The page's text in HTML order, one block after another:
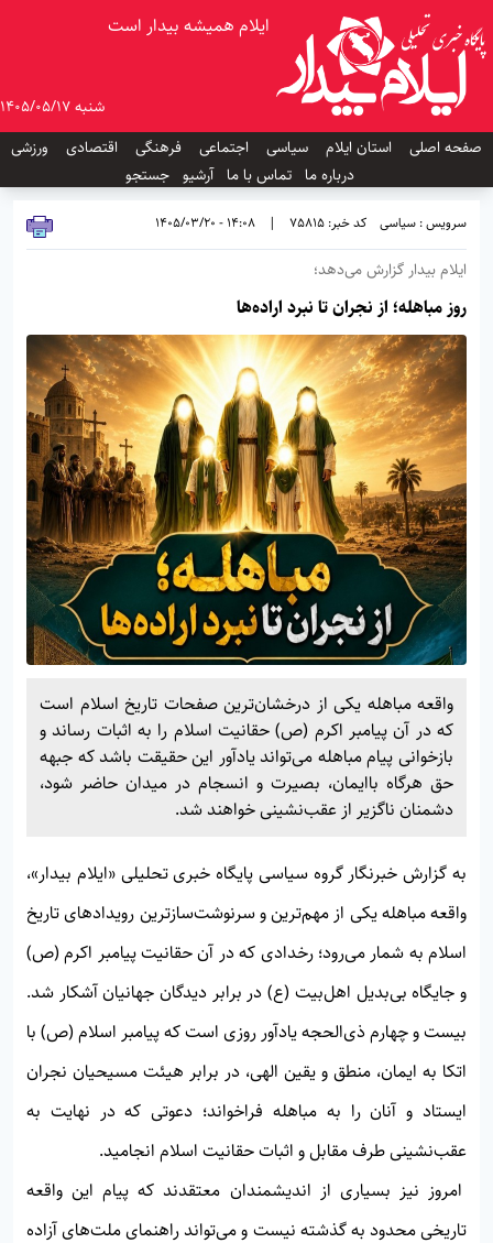
ایلام همیشه بیدار است
شنبه 1405/05/17
صفحه اصلی
استان ایلام سیاسی اجتماعی فرهنگی اقتصادی
ورزشی
درباره ما تماس با ما آرشیو جستجو
سرویس : سیاسی کد خبر: 75815 |
14:08 - 1405/03/20
ایلام بیدار گزارش می‌دهد؛
روز مباهله؛ از نجران تا نبرد اراده‌ها
واقعه مباهله یکی از درخشان‌ترین صفحات تاریخ اسلام است
که در آن پیامبر اکرم (ص) حقانیت اسلام را به اثبات رساند و
بازخوانی پیام مباهله می‌تواند یادآور این حقیقت باشد که جبهه
حق هرگاه باایمان، بصیرت و انسجام در میدان حاضر شود،
دشمنان ناگزیر از عقب‌نشینی خواهند شد.
به گزارش خبرنگار گروه سیاسی پایگاه خبری تحلیلی«ایلام بیدار»،
واقعه مباهله یکی از مهم‌ترین و سرنوشت‌سازترین رویدادهای تاریخ
اسلام به شمار می‌رود؛ رخدادی که در آن حقانیت پیامبر اکرم (ص)
و جایگاه بی‌بدیل اهل‌بیت (ع) در برابر دیدگان جهانیان آشکار شد.
بیست و چهارم ذی‌الحجه یادآور روزی است که پیامبر اسلام (ص) با
اتکا به ایمان، منطق و یقین الهی، در برابر هیئت مسیحیان نجران
ایستاد و آنان را به مباهله فراخواند؛ دعوتی که در نهایت به
عقب‌نشینی طرف مقابل و اثبات حقانیت اسلام انجامید.
امروز نیز بسیاری از اندیشمندان معتقدند که پیام این واقعه
تاریخی محدود به گذشته نیست و می‌تواند راهنمای ملت‌های آزاده